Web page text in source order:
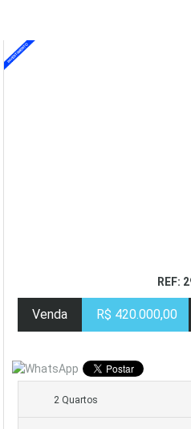
REF:
Venda R$ 420.000,00
2 Quartos